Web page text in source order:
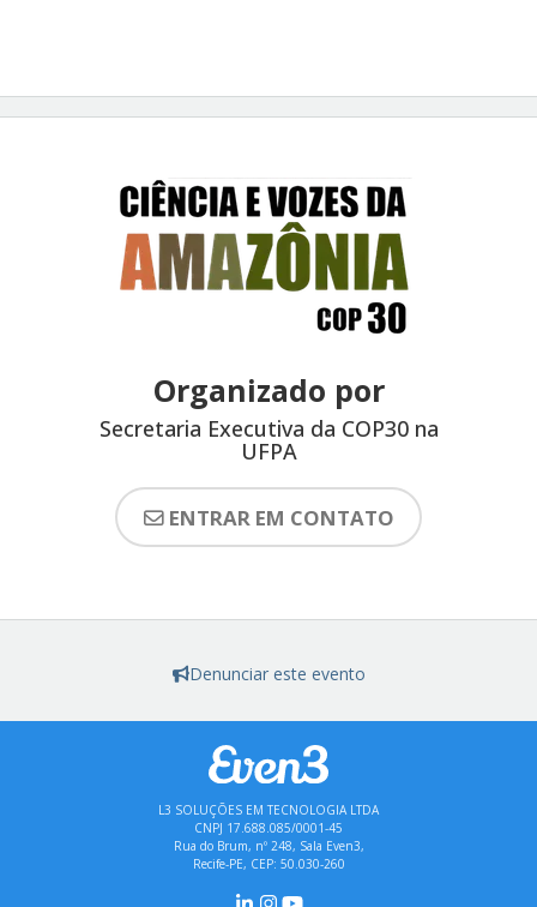
Organizado por
Secretaria Executiva da COP30 na
UFPA
ENTRAR EM CONTATO
Denunciar este evento
L3 SOLUÇÕES EM TECNOLOGIA LTDA
CNPJ 17.688.085/0001-45
Rua do Brum, nº 248, Sala Even3,
Recife-PE, CEP: 50.030-260